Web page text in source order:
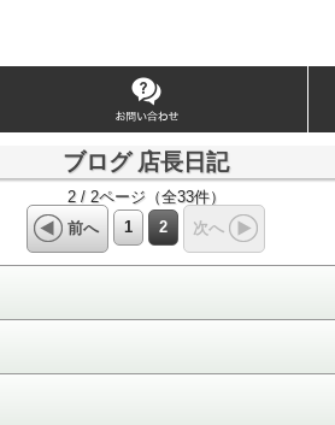
ブログ 店長日記
2 / 2ページ（全33件）
前へ
1 2 次へ